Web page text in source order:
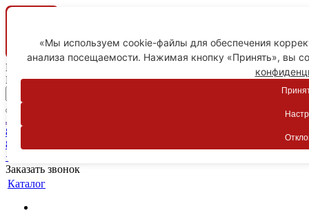
Ваш город
Пятигорск
Личный кабинет
8-800-775-59-89
8-800-775-59-89
+7 918 754-83-77
Заказать звонок
Каталог
«Мы используем cookie-файлы для обеспечения
анализа посещаемости. Нажимая кнопку «Принять», вы